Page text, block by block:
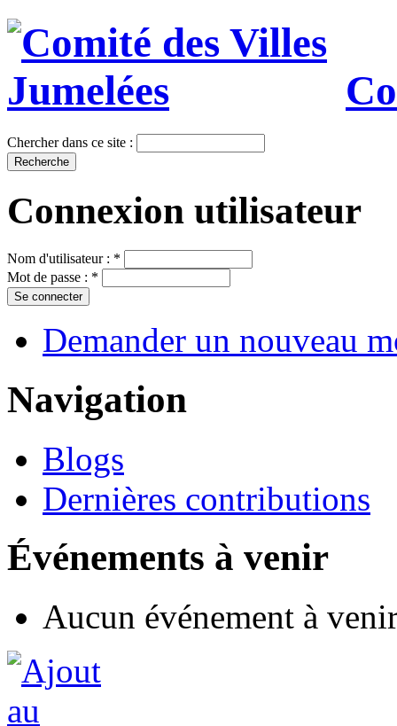
Chercher dans ce site :
Connexion utilisateur
Nom d'utilisateur : *
Mot de passe : *
Demander un nouveau
Navigation
Blogs
Dernières contributions
Événements à venir
Aucun événement à